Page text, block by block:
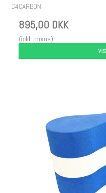
C4CARBON
895,00 DKK
(inkl. moms)